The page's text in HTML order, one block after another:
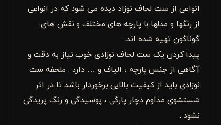
انواعی از ست لحاف نوزاد دیده می شود که در انواعی
از رنگها و مدلها با پارچه های مختلف و نقش های
گوناگون تهیه شده اند.
پیدا کردن یک ست لحاف نوزادی خوب نیاز به دقت و
آگاهی از جنس پارچه ، الیاف و … دارد . ملحفه ست
نوزادی باید از کیفیت بالایی برخوردار باشد تا در اثر
شستشوی مداوم دچار پارگی ، پوسیدگی و رنگ پریدگی
نشود .